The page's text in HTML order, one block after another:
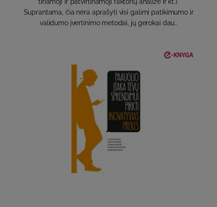
tiriamoji ir patvirtinamoji faktorių analizė ir kt.).
Suprantama, čia nėra aprašyti visi galimi patikimumo ir
validumo įvertinimo metodai, jų gerokai dau..